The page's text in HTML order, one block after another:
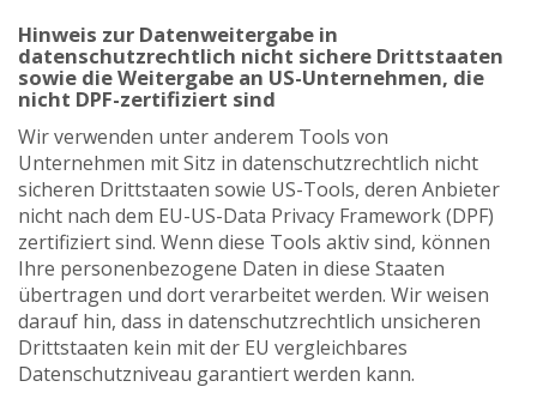
Hinweis zur Datenweitergabe in
datenschutzrechtlich nicht sichere Drittstaaten
sowie die Weitergabe an US-Unternehmen, die
nicht DPF-zertifiziert sind
Wir verwenden unter anderem Tools von
Unternehmen mit Sitz in datenschutzrechtlich nicht
sicheren Drittstaaten sowie US-Tools, deren Anbieter
nicht nach dem EU-US-Data Privacy Framework (DPF)
zertifiziert sind. Wenn diese Tools aktiv sind, können
Ihre personenbezogene Daten in diese Staaten
übertragen und dort verarbeitet werden. Wir weisen
darauf hin, dass in datenschutzrechtlich unsicheren
Drittstaaten kein mit der EU vergleichbares
Datenschutzniveau garantiert werden kann.